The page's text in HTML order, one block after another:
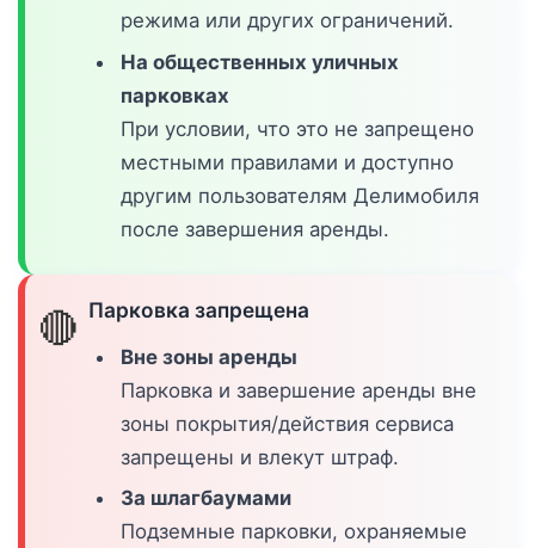
режима или других ограничений.
На общественных уличных
парковках
При условии, что это не запрещено
местными правилами и доступно
другим пользователям Делимобиля
после завершения аренды.
🔴 Парковка запрещена
Вне зоны аренды
Парковка и завершение аренды вне
зоны покрытия/действия сервиса
запрещены и влекут штраф.
За шлагбаумами
Подземные парковки, охраняемые